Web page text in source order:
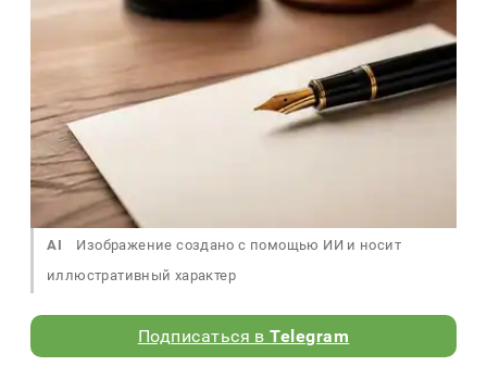
AI
Изображение создано с помощью ИИ и носит
иллюстративный характер
Подписаться вTelegram